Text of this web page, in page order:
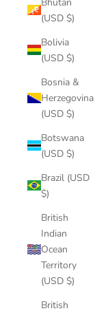
(USD $)
Bolivia
(USD $)
Bosnia &
Herzegovina
(USD $)
Botswana
(USD $)
Brazil (USD
$)
British
Indian
Ocean
Territory
(USD $)
British